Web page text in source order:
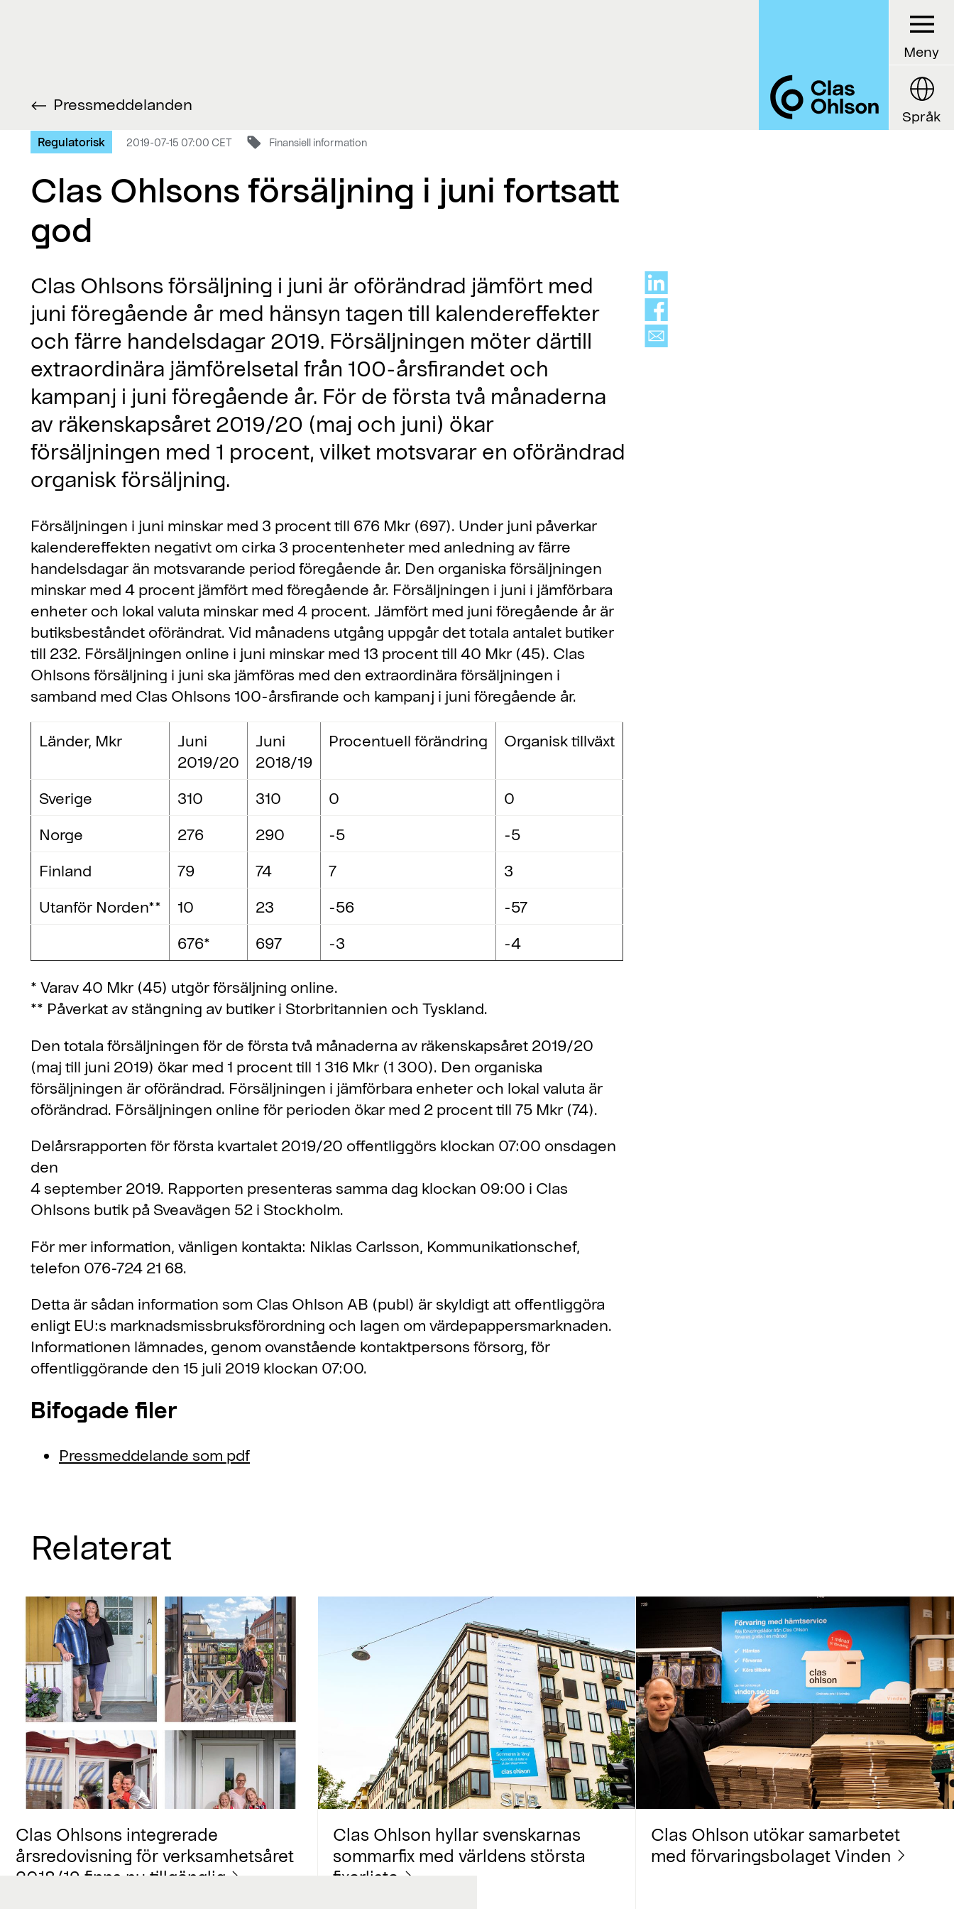
Pressmeddelanden
Regulatorisk 2019-07-15 07:00 CET Finansiell information
Clas Ohlsons försäljning i juni fortsatt
god
Clas Ohlsons försäljning i juni är oförändrad jämfört med
juni föregående år med hänsyn tagen till kalendereffekter
och färre handelsdagar 2019. Försäljningen möter därtill
extraordinära jämförelsetal från 100-årsfirandet och
kampanj i juni föregående år. För de första två månaderna
av räkenskapsåret 2019/20 (maj och juni) ökar
försäljningen med 1 procent, vilket motsvarar en oförändrad
organisk försäljning.
Försäljningen i juni minskar med 3 procent till 676 Mkr (697). Under juni påverkar
kalendereffekten negativt om cirka 3 procentenheter med anledning av färre
handelsdagar än motsvarande period föregående år. Den organiska försäljningen
minskar med 4 procent jämfört med föregående år. Försäljningen i juni i jämförbara
enheter och lokal valuta minskar med 4 procent. Jämfört med juni föregående år är
butiksbeståndet oförändrat. Vid månadens utgång uppgår det totala antalet butiker
till 232. Försäljningen online i juni minskar med 13 procent till 40 Mkr (45). Clas
Ohlsons försäljning i juni ska jämföras med den extraordinära försäljningen i
samband med Clas Ohlsons 100-årsfirande och kampanj i juni föregående år.
Länder, Mkr
Juni
2019/20
Juni
2018/19
Procentuell förändring Organisk tillväxt
Sverige 310 310 0
0
Norge
276 290 -5
-5
Finland
79 74 7
3
Utanför Norden**
10 23 -56
-57
676*
697 -3 -4
* Varav 40 Mkr (45) utgör försäljning online.
** Påverkat av stängning av butiker i Storbritannien och Tyskland.
Den totala försäljningen för de första två månaderna av räkenskapsåret 2019/20
(maj till juni 2019) ökar med 1 procent till 1 316 Mkr (1 300). Den organiska
försäljningen är oförändrad. Försäljningen i jämförbara enheter och lokal valuta är
oförändrad. Försäljningen online för perioden ökar med 2 procent till 75 Mkr (74).
Delårsrapporten för första kvartalet 2019/20 offentliggörs klockan 07:00 onsdagen
den
4 september 2019. Rapporten presenteras samma dag klockan 09:00 i Clas
Ohlsons butik på Sveavägen 52 i Stockholm.
För mer information, vänligen kontakta: Niklas Carlsson, Kommunikationschef,
telefon 076-724 21 68.
Detta är sådan information som Clas Ohlson AB (publ) är skyldigt att offentliggöra
enligt EU:s marknadsmissbruksförordning och lagen om värdepappersmarknaden.
Informationen lämnades, genom ovanstående kontaktpersons försorg, för
offentliggörande den 15 juli 2019 klockan 07:00.
Bifogade filer
Pressmeddelande som pdf
Relaterat
Clas Ohlsons integrerade
årsredovisning för verksamhetsåret
2018/19 finns nu tillgänglig
Clas Ohlson hyllar svenskarnas
sommarfix med världens största
fixarlista
Clas Ohlson utökar samarbetet
med förvaringsbolaget Vinden
Meny
Språk